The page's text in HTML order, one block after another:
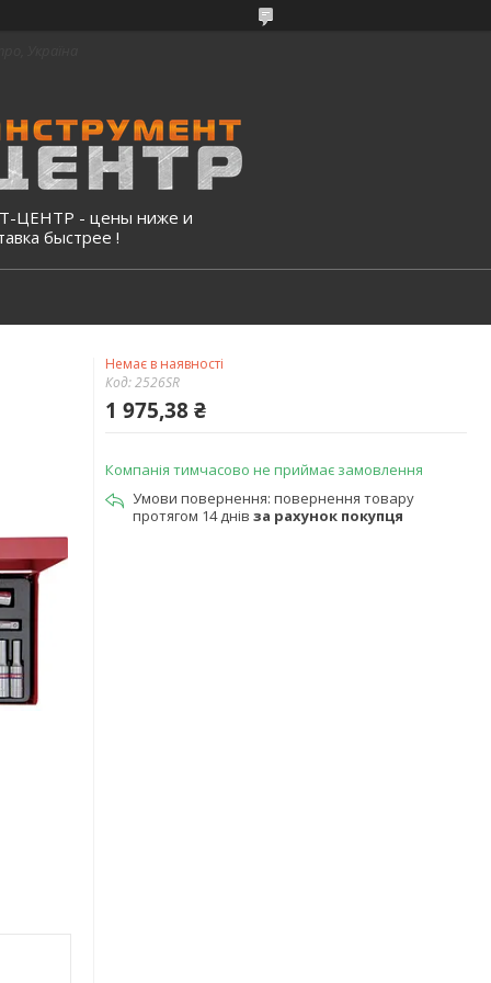
ЦЕНТР - цены ниже и
быстрее !
Немає в наявності
Код:2526SR
1 975,38 ₴
Компанія тимчасово не приймає замовлення
повернення товару
протягом 14 днів за рахунок покупця